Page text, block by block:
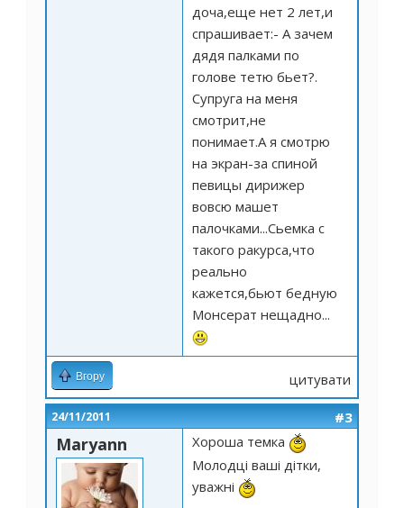
доча,еще нет 2 лет,и
спрашивает:- А зачем
дядя палками по
голове тетю бьет?.
Супруга на меня
смотрит,не
понимает.А я смотрю
на экран-за спиной
певицы дирижер
вовсю машет
палочками...Сьемка с
такого ракурса,что
реально
кажется,бьют бедную
Монсерат нещадно...
Вгору цитувати
24/11/2011 #3
Maryann
Хороша темка
Молодці ваші дітки,
уважні